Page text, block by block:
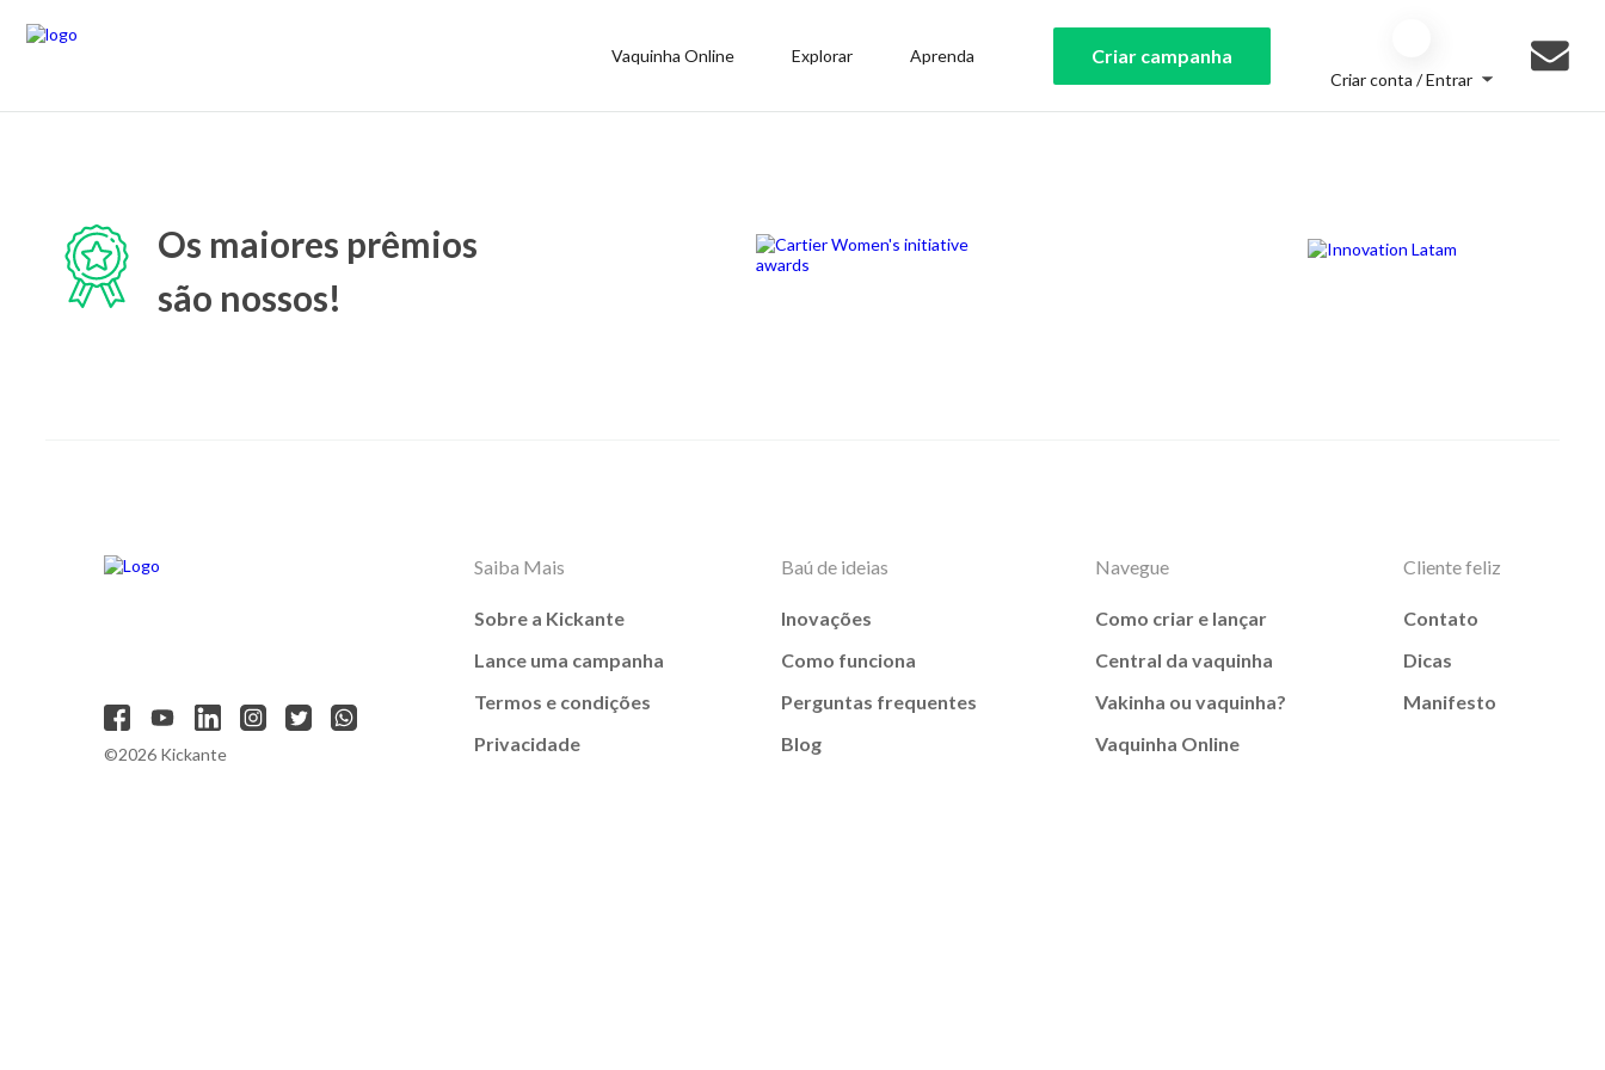
Vaquinha Online Explorar Aprenda Criar campanha
Criar conta / Entrar
Os maiores prêmios
são nossos!
©2026 Kickante
Saiba Mais
Sobre a Kickante
Lance uma campanha
Termos e condições
Privacidade
Baú de ideias
Inovações
Como funciona
Perguntas frequentes
Blog
Navegue
Como criar e lançar
Central da vaquinha
Vakinha ou vaquinha?
Vaquinha Online
Cliente feliz
Contato
Dicas
Manifesto